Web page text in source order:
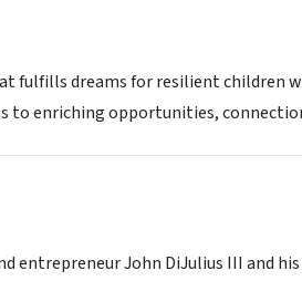
fulfills dreams for resilient children
to enriching opportunities,
entrepreneur John DiJulius III and